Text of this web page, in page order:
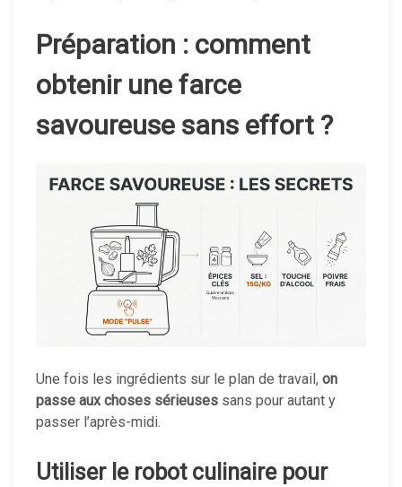
Préparation : comment
obtenir une farce
savoureuse sans effort ?
Une fois les ingrédients sur le plan de travail, on
passe aux choses sérieuses sans pour autant y
passer l’après-midi.
Utiliser le robot culinaire pour